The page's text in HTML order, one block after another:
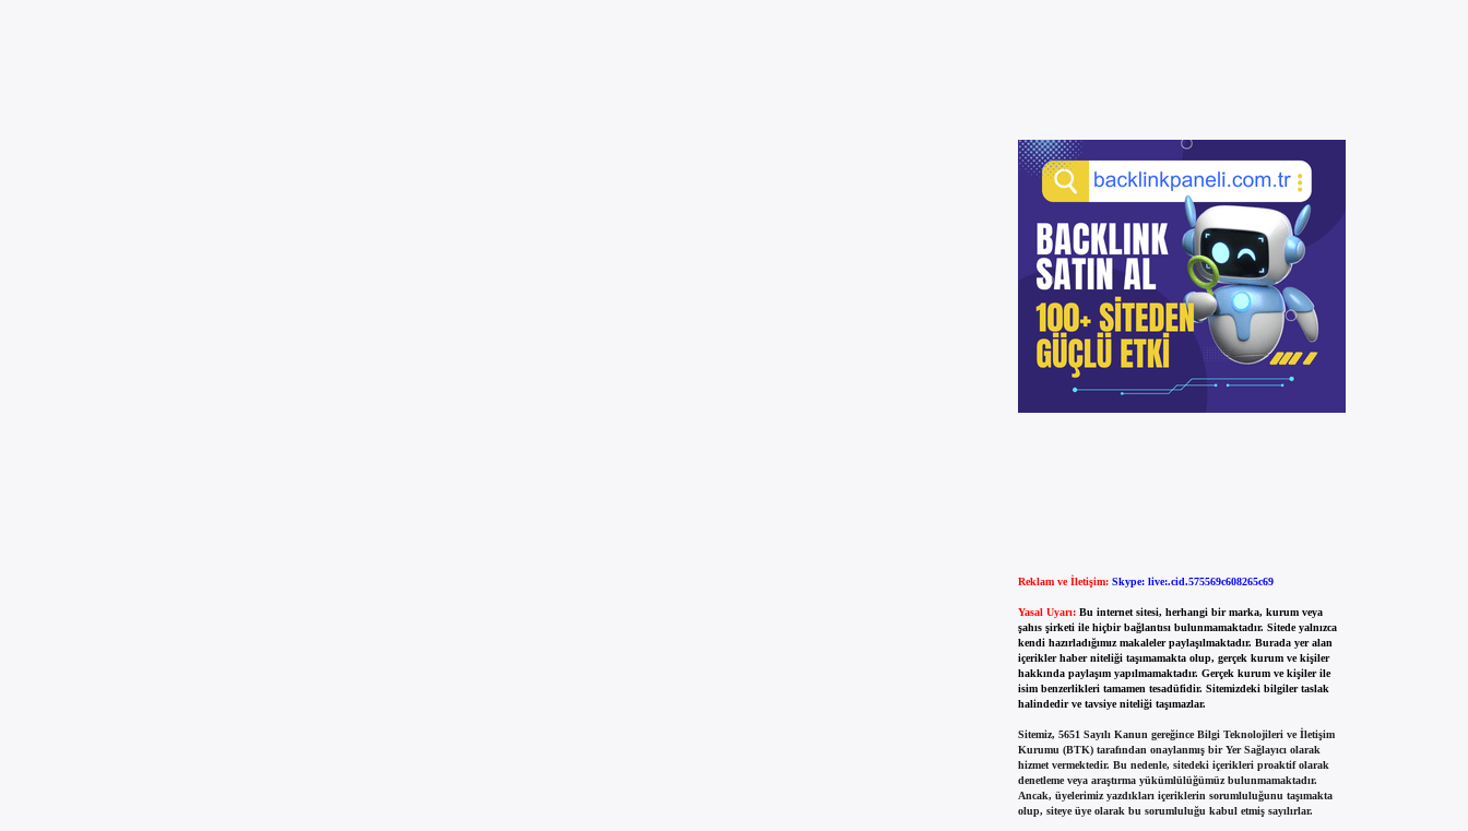
Reklam ve İletişim: Skype: live:.cid.575569c608265c69
Yasal Uyarı: Bu internet sitesi, herhangi bir marka, kurum veya
şahıs şirketi ile hiçbir bağlantısı bulunmamaktadır. Sitede yalnızca
kendi hazırladığımız makaleler paylaşılmaktadır. Burada yer alan
içerikler haber niteliği taşımamakta olup, gerçek kurum ve kişiler
hakkında paylaşım yapılmamaktadır. Gerçek kurum ve kişiler ile
isim benzerlikleri tamamen tesadüfidir. Sitemizdeki bilgiler taslak
halindedir ve tavsiye niteliği taşımazlar.
Sitemiz, 5651 Sayılı Kanun gereğince Bilgi Teknolojileri ve İletişim
Kurumu (BTK) tarafından onaylanmış bir Yer Sağlayıcı olarak
hizmet vermektedir. Bu nedenle, sitedeki içerikleri proaktif olarak
denetleme veya araştırma yükümlülüğümüz bulunmamaktadır.
Ancak, üyelerimiz yazdıkları içeriklerin sorumluluğunu taşımakta
olup, siteye üye olarak bu sorumluluğu kabul etmiş sayılırlar.